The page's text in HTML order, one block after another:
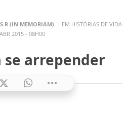
(IN MEMORIAM)
EM HISTÓRIAS DE VIDA
2015 - 08H00
se arrepender